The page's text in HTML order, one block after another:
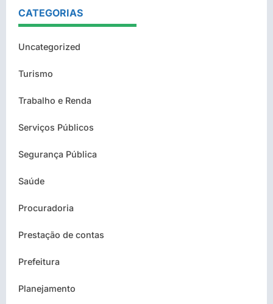
CATEGORIAS
Uncategorized
Turismo
Trabalho e Renda
Serviços Públicos
Segurança Pública
Saúde
Procuradoria
Prestação de contas
Prefeitura
Planejamento